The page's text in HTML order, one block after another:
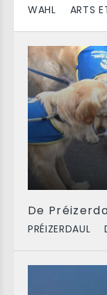
WAHL ARTS
De
PRÉIZERDAUL